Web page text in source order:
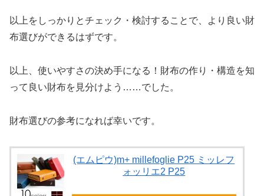
以上をしっかりとチェック・検討することで、より良い財
布選びができるはずです。
以上、使いやすさの決め手になる！財布の作り・構造を知
って良い財布を見分けよう……でした。
財布選びの参考になれば幸いです。
(エムピウ)m+ millefoglie P25 ミッレフ
ォッリエ2 P25